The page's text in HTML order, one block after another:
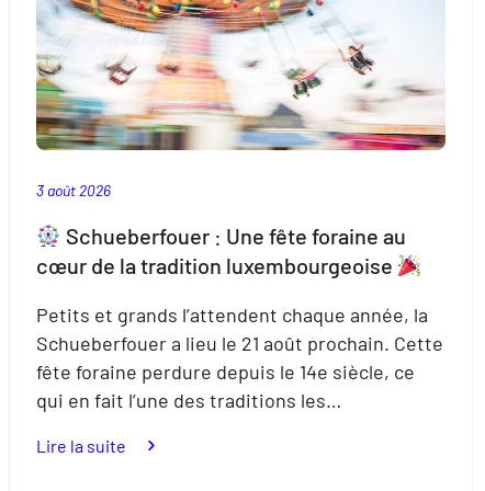
3 août 2026
Schueberfouer : Une fête foraine au
cœur de la tradition luxembourgeoise
Petits et grands l’attendent chaque année, la
Schueberfouer a lieu le 21 août prochain. Cette
fête foraine perdure depuis le 14e siècle, ce
qui en fait l’une des traditions les…
Lire la suite